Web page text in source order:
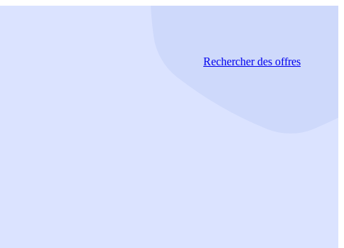
Rechercherdes offres